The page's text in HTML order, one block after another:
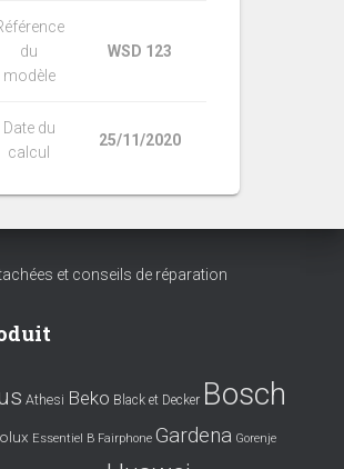
du
modèle
WSD 123
Date du
calcul
25/11/2020
et conseils de réparation
Athesi Beko Black et Decker Bosch
Essentiel B Fairphone Gardena Gorenje